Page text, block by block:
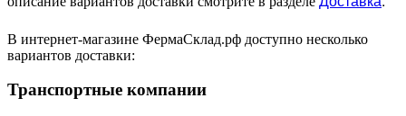
В интернет-магазине ФермаСклад.рф доступно несколько
вариантов доставки:
Транспортные компании